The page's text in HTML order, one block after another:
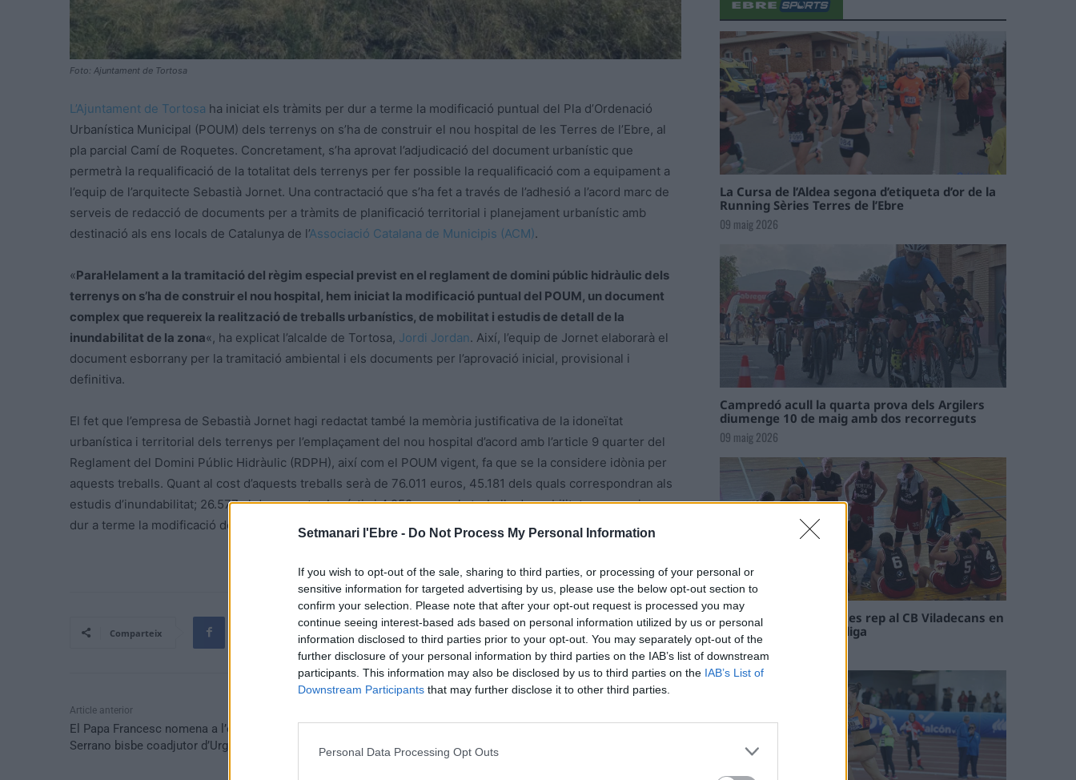
Setmanari l'Ebre - Do Not Process My Personal Information
If you wish to opt-out of the sale, sharing to third parties, or processing of your personal or
sensitive information for targeted advertising by us, please use the below opt-out section to
confirm your selection. Please note that after your opt-out request is processed you may
continue seeing interest-based ads based on personal information utilized by us or personal
information disclosed to third parties prior to your opt-out. You may separately opt-out of the
further disclosure of your personal information by third parties on the IAB’s list of downstream
participants. This information may also be disclosed by us to third parties on the IAB’s List of
Downstream Participants that may further disclose it to other third parties.
Personal Data Processing Opt Outs
Foto: Ajuntament de Tortosa
L’Ajuntament de Tortosa ha iniciat els tràmits per dur a terme la modificació puntual del Pla d’Ordenació
Urbanística Municipal (POUM) dels terrenys on s’ha de construir el nou hospital de les Terres de l’Ebre, al
pla parcial Camí de Roquetes. Concretament, s’ha aprovat l’adjudicació del document urbanístic que
permetrà la requalificació de la totalitat dels terrenys per fer possible la requalificació com a equipament a
l’equip de l’arquitecte Sebastià Jornet. Una contractació que s’ha fet a través de l’adhesió a l’acord marc de
serveis de redacció de documents per a tràmits de planificació territorial i planejament urbanístic amb
destinació als ens locals de Catalunya de l’Associació Catalana de Municipis (ACM).
«Paral·lelament a la tramitació del règim especial previst en el reglament de domini públic hidràulic dels
terrenys on s’ha de construir el nou hospital, hem iniciat la modificació puntual del POUM, un document
complex que requereix la realització de treballs urbanístics, de mobilitat i estudis de detall de la
inundabilitat de la zona«, ha explicat l’alcalde de Tortosa, Jordi Jordan. Així, l’equip de Jornet elaborarà el
document esborrany per la tramitació ambiental i els documents per l’aprovació inicial, provisional i
definitiva.
El fet que l’empresa de Sebastià Jornet hagi redactat també la memòria justificativa de la idoneïtat
urbanística i territorial dels terrenys per l’emplaçament del nou hospital d’acord amb l’article 9 quarter del
Reglament del Domini Públic Hidràulic (RDPH), així com el POUM vigent, fa que se la considere idònia per
aquests treballs. Quant al cost d’aquests treballs serà de 76.011 euros, 45.181 dels quals correspondran als
estudis d’inundabilitat; 26.577 al document urbanístic i 4.252 euros als treballs de mobilitat necessaris per
dur a terme la modificació del POUM.
Comparteix
Article anterior
El Papa Francesc nomena a l’ebrenc Josep LLuís
Serrano bisbe coadjutor d’Urgell amb dret a successió
seva dissolució en la celebració dels 35 anys del
La Cursa de l’Aldea segona d’etiqueta d’or de la
Running Sèries Terres de l’Ebre
09 maig 2026
Campredó acull la quarta prova dels Argilers
diumenge 10 de maig amb dos recorreguts
09 maig 2026
El Cantaires amb baixes rep al CB Viladecans en
el tram decisiu de la lliga
09 maig 2026